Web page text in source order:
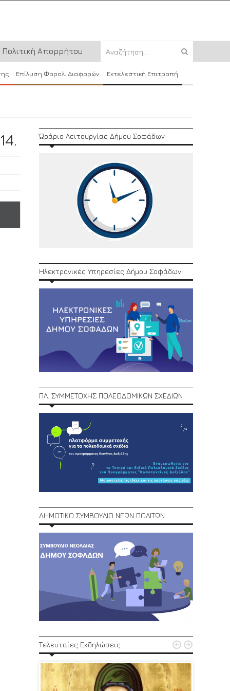
Πολιτική Απορρήτου
Επίλυση Φορολ. Διαφορών Εκτελεστική Επιτροπή
Ώράριο Λειτουργίας Δήμου Σοφάδων
Ηλεκτρονικές Υπηρεσίες Δήμου Σοφάδων
ΠΛ. ΣΥΜΜΕΤΟΧΗΣ ΠΟΛΕΟΔΟΜΙΚΩΝ ΣΧΕΔΙΩΝ
ΔΗΜΟΤΙΚΟ ΣΥΜΒΟΥΛΙΟ ΝΕΩΝ ΠΟΛΙΤΩΝ
Τελευταίες Εκδηλώσεις  